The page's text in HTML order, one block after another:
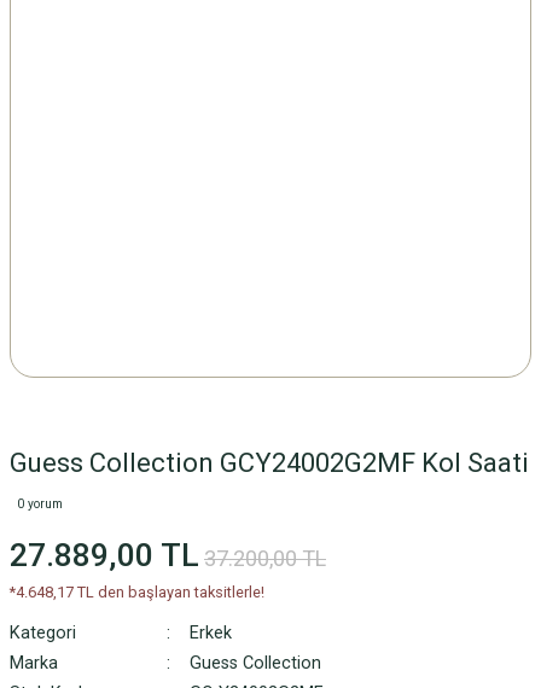
Guess Collection GCY24002G2MF Kol Saati
0 yorum
27.889,00 TL 37.200,00 TL
*4.648,17 TL den başlayan taksitlerle!
Kategori
Erkek
Marka
Guess Collection